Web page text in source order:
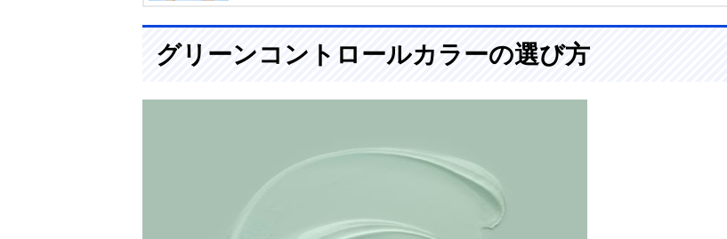
グリーンコントロールカラーの選び方